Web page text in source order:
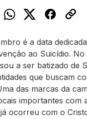
é a data
ao Suicídio. No
a ser batizado de
que buscam
das marcas da
importantes com
ocorreu com o